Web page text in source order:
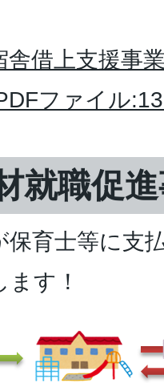
舎借上支援事
ファイル
就職促
保育士等に支
す！